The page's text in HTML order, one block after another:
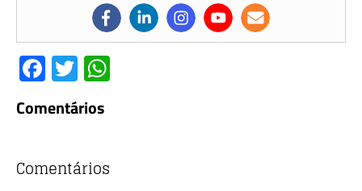
F
a
c
b
T
w
it
r
Comentários
Comentários